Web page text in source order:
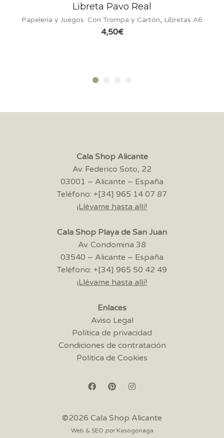
Libreta Pavo Real
Papelería y Juegos. Con Trompa y Cartón,Libretas A6
€
Cala Shop Alicante
Av. Federico Soto, 22
03001 – Alicante – España
Teléfono: +[34] 965 14 07 87
¡Llévame hasta allí!
Cala Shop Playa de San Juan
Av. Condomina 38
03540 – Alicante – España
Teléfono: +[34] 965 50 42 49
¡Llévame hasta allí!
Enlaces
Aviso Legal
Política de privacidad
Condiciones de contratación
Política de Cookies
©2026 Cala Shop Alicante
Web & SEO por Kasogonaga